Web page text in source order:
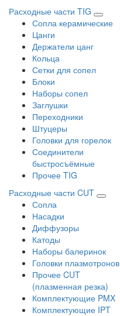
Расходные части TIG
Сопла керамические
Цанги
Держатели цанг
Кольца
Сетки для сопел
Блоки
Наборы сопел
Заглушки
Переходники
Штуцеры
Головки для горелок
Соединители
быстросъёмные
Прочее TIG
Расходные части CUT
Сопла
Насадки
Диффузоры
Катоды
Наборы балеринок
Головки плазмотронов
Прочее CUT
(плазменная резка)
Комплектующие PMX
Комплектующие IPT